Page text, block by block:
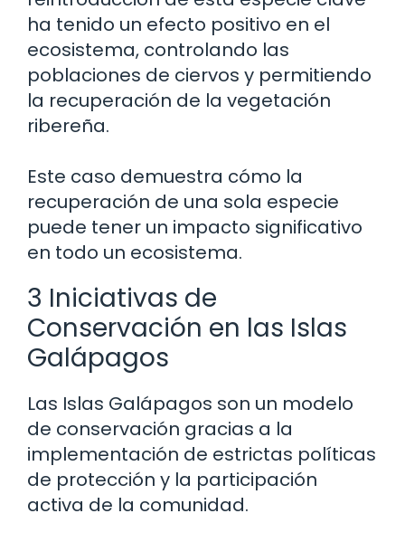
ha tenido un efecto positivo en el
ecosistema, controlando las
poblaciones de ciervos y permitiendo
la recuperación de la vegetación
ribereña.
Este caso demuestra cómo la
recuperación de una sola especie
puede tener un impacto significativo
en todo un ecosistema.
3 Iniciativas de
Conservación en las Islas
Galápagos
Las Islas Galápagos son un modelo
de conservación gracias a la
implementación de estrictas políticas
de protección y la participación
activa de la comunidad.